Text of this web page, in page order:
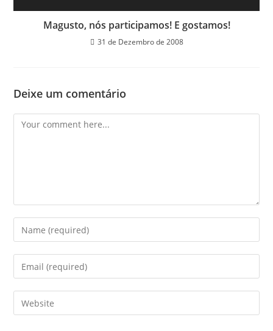
Magusto, nós participamos! E gostamos!
31 de Dezembro de 2008
Deixe um comentário
Comment
Enter
your
name
comment
Enter
your
email
address
Enter
your